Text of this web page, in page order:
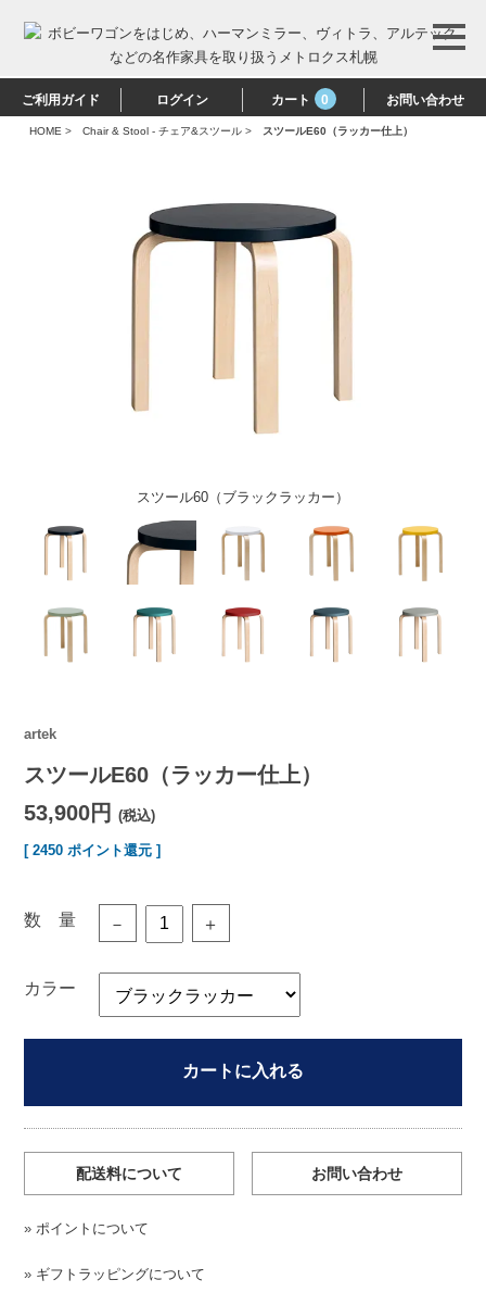
ご利用ガイド ログイン カート 0 お問い合わせ
HOME > Chair & Stool - チェア&スツール > スツールE60（ラッカー仕上）
スツール60（ブラックラッカー）
artek
スツールE60（ラッカー仕上）
53,900円(税込)
[ 2450 ポイント還元 ]
数 量 － ＋
カラー
カートに入れる
配送料について お問い合わせ
» ポイントについて
» ギフトラッピングについて